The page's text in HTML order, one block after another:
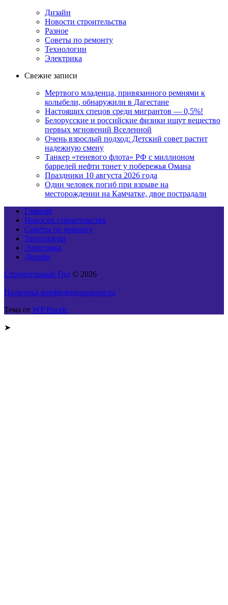
Дизайн
Новости строительства
Разное
Советы по ремонту
Технологии
Электрика
Свежие записи
Мертвого младенца, привязанного ремнями к
колыбели, обнаружили в Дагестане
Настоящих спецов среди мигрантов — 0,5%!
Белорусские и российские физики ищут вещество
первых мгновений Вселенной
Очень взрослый подход: Детский совет растит
надежную смену
Танкер «теневого флота» РФ с миллионом
баррелей нефти тонет у побережья Омана
Праздники 10 августа 2026 года
Один человек погиб при взрыве на
месторождении на Камчатке, двое пострадали
Главная
Новости строительства
Советы по ремонту
Технологии
Электрика
Дизайн
Строительный Гид © 2026
Политика конфиденциальности
Тема от WP Puzzle
➤